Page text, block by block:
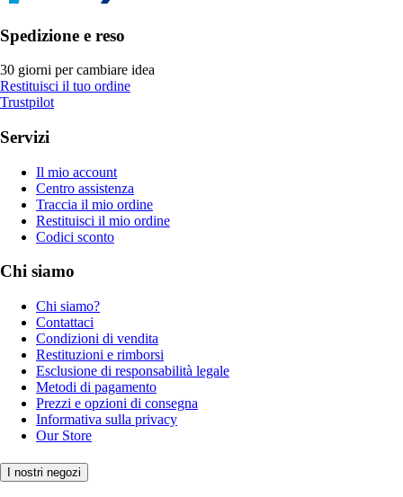
Spedizione e reso
30 giorni per cambiare idea
Restituisci il tuo ordine
Trustpilot
Servizi
Il mio account
Centro assistenza
Traccia il mio ordine
Restituisci il mio ordine
Codici sconto
Chi siamo
Chi siamo?
Contattaci
Condizioni di vendita
Restituzioni e rimborsi
Esclusione di responsabilità legale
Metodi di pagamento
Prezzi e opzioni di consegna
Informativa sulla privacy
Our Store
I nostri negozi